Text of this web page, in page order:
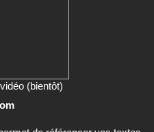
(bientôt)